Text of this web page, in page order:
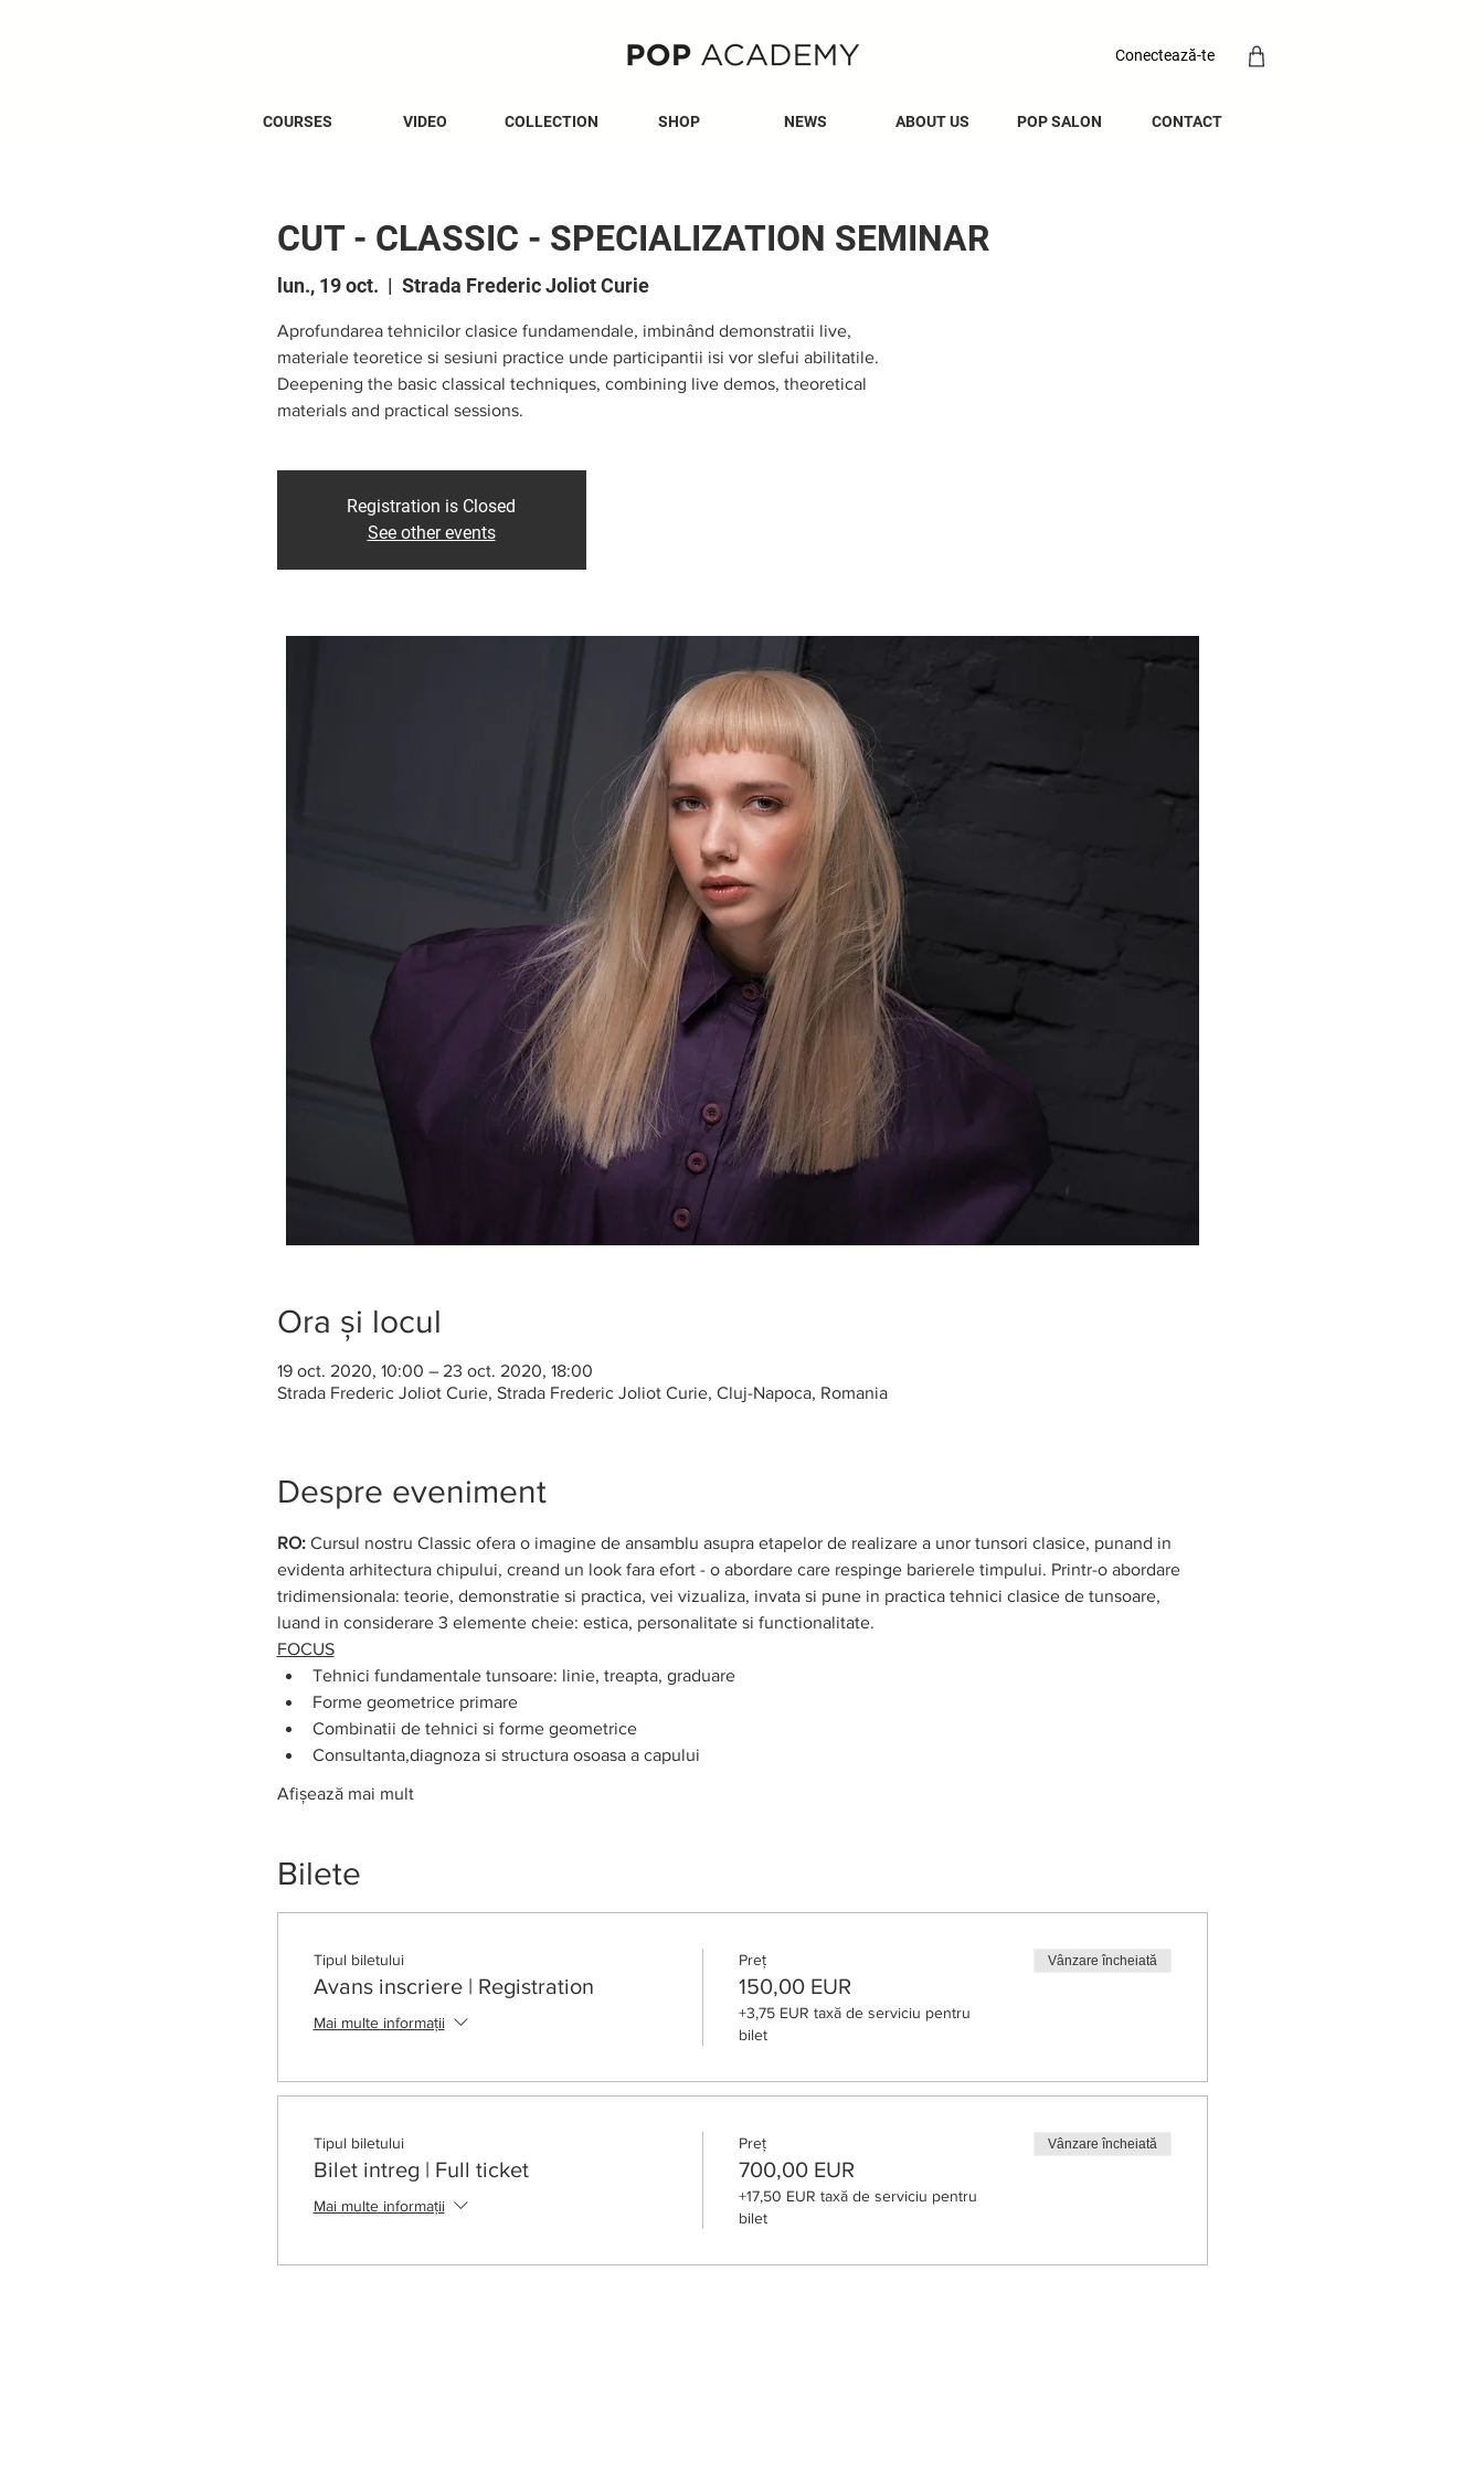
Conectează-te
COURSES VIDEO COLLECTION SHOP NEWS ABOUT US POP SALON CONTACT
CUT - CLASSIC - SPECIALIZATION SEMINAR
lun., 19 oct.
  |
Strada Frederic Joliot Curie
Aprofundarea tehnicilor clasice fundamendale, imbinând demonstratii live,
materiale teoretice si sesiuni practice unde participantii isi vor slefui abilitatile.
Deepening the basic classical techniques, combining live demos, theoretical
Registration is Closed
See other events
Ora și locul
19 oct. 2020, 10:00 – 23 oct. 2020, 18:00
Strada Frederic Joliot Curie, Strada Frederic Joliot Curie, Cluj-Napoca, Romania
Despre eveniment
RO: Cursul nostru Classic ofera o imagine de ansamblu asupra etapelor de realizare a unor tunsori clasice, punand in
evidenta arhitectura chipului, creand un look fara efort - o abordare care respinge barierele timpului. Printr-o abordare
tridimensionala: teorie, demonstratie si practica, vei vizualiza, invata si pune in practica tehnici clasice de tunsoare,
luand in considerare 3 elemente cheie: estica, personalitate si functionalitate.
FOCUS
Tehnici fundamentale tunsoare: linie, treapta, graduare
Forme geometrice primare
Combinatii de tehnici si forme geometrice
Consultanta,diagnoza si structura osoasa a capului
Afișează mai mult
Bilete
Tipul biletului
Avans inscriere | Registration
Mai multe informații
Preț
150,00 EUR
+3,75 EUR taxă de serviciu pentru
bilet
Vânzare încheiată
Tipul biletului
Bilet intreg | Full ticket
Mai multe informații
Preț
700,00 EUR
+17,50 EUR taxă de serviciu pentru
bilet
Vânzare încheiată